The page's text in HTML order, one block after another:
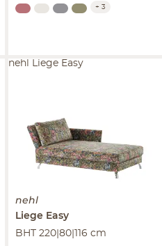
+ 3
nehl
Liege Easy
BHT 220|80|116 cm
nehl Liege Easy